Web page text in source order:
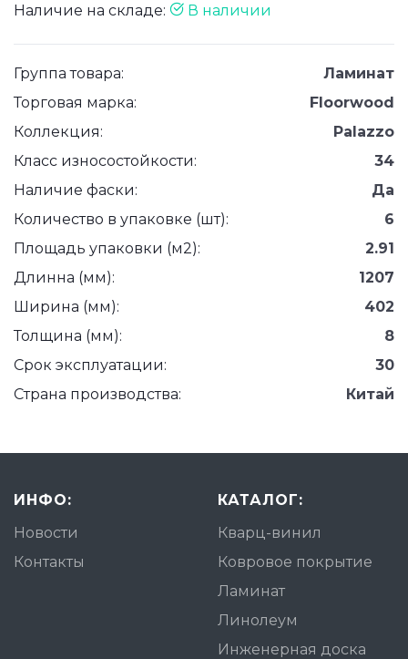
Наличие на складе: В наличии
Группа товара:
Ламинат
Торговая марка:
Floorwood
Коллекция:
Palazzo
Класс износостойкости:
34
Наличие фаски:
Да
Количество в упаковке (шт):
6
Площадь упаковки (м2):
2.91
Длинна (мм):
1207
Ширина (мм):
402
Толщина (мм):
8
Срок эксплуатации:
30
Страна производства:
Китай
ИНФО:
Новости
Контакты
КАТАЛОГ:
Кварц-винил
Ковровое покрытие
Ламинат
Линолеум
Инженерная доска